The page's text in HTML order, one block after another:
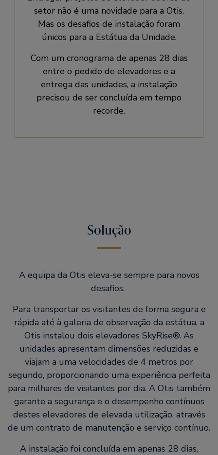
setor não é uma novidade para a Otis.
Mas os desafios de instalação foram
únicos para a Estátua da Unidade.
Com um cronograma de apenas 28 dias
entre o pedido de elevadores e a
entrega das unidades, a instalação
precisou de ser concluída em tempo
recorde.
Solução
A equipa da Otis eleva-se sempre para novos
desafios.
Para transportar os visitantes de forma segura e
rápida até à galeria de observação da estátua, a
Otis instalou dois elevadores SkyRise®. As
unidades apresentam dimensões reduzidas e
viajam a uma velocidades de 4 metros por
segundo, proporcionando uma experiência perfeita
para milhares de visitantes por dia. A Otis também
garante a segurança e o desempenho contínuos
destes elevadores de elevada utilização, através
de um contrato de manutenção e serviço contínuo.
A instalação foi concluída em apenas 28 dias,